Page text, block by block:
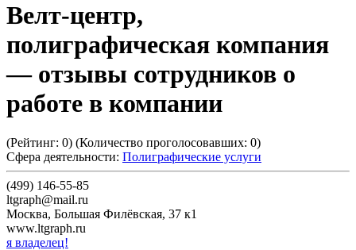
Велт-центр,
полиграфическая компания
— отзывы сотрудников о
работе в компании
(Рейтинг: 0) (Количество проголосовавших: 0)
Сфера деятельности: Полиграфические услуги
(499) 146-55-85
ltgraph@mail.ru
Москва, Большая Филёвская, 37 к1
www.ltgraph.ru
я владелец!